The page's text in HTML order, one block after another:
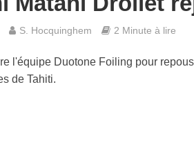
S. Hocquinghem 2 Minute à lire
l'équipe Duotone Foiling pour
de Tahiti.